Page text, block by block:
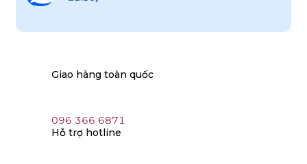
Giao hàng toàn quốc
096 366 6871
Hỗ trợ hotline